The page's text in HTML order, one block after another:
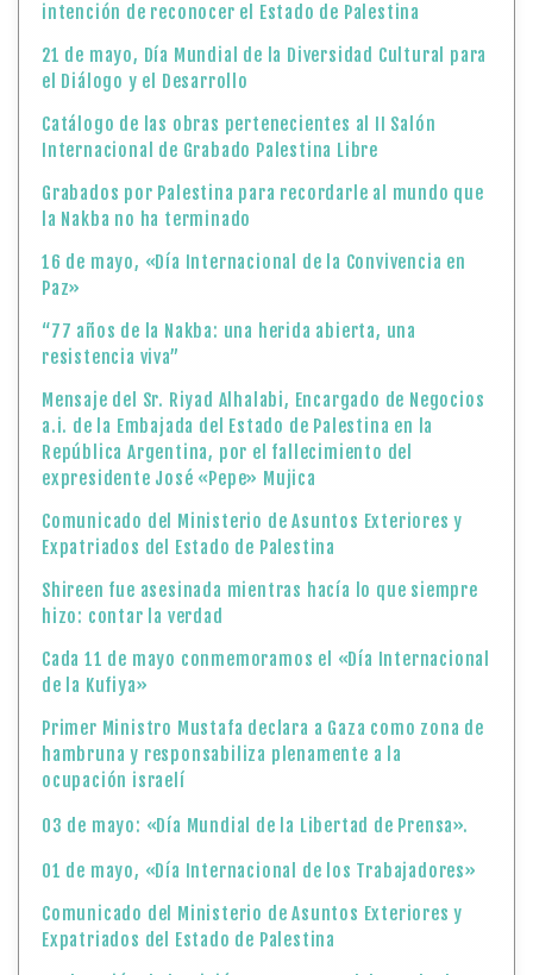
intención de reconocer el Estado de Palestina
21 de mayo, Día Mundial de la Diversidad Cultural para
el Diálogo y el Desarrollo
Catálogo de las obras pertenecientes al II Salón
Internacional de Grabado Palestina Libre
Grabados por Palestina para recordarle al mundo que
la Nakba no ha terminado
16 de mayo, «Día Internacional de la Convivencia en
Paz»
“77 años de la Nakba: una herida abierta, una
resistencia viva”
Mensaje del Sr. Riyad Alhalabi, Encargado de Negocios
a.i. de la Embajada del Estado de Palestina en la
República Argentina, por el fallecimiento del
expresidente José «Pepe» Mujica
Comunicado del Ministerio de Asuntos Exteriores y
Expatriados del Estado de Palestina
Shireen fue asesinada mientras hacía lo que siempre
hizo: contar la verdad
Cada 11 de mayo conmemoramos el «Día Internacional
de la Kufiya»
Primer Ministro Mustafa declara a Gaza como zona de
hambruna y responsabiliza plenamente a la
ocupación israelí
03 de mayo: «Día Mundial de la Libertad de Prensa».
01 de mayo, «Día Internacional de los Trabajadores»
Comunicado del Ministerio de Asuntos Exteriores y
Expatriados del Estado de Palestina